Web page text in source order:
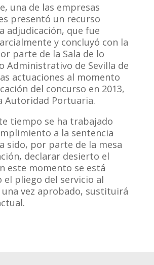
una de las empresas
presentó un recurso
adjudicación, que fue
y concluyó con la
parte de la Sala de lo
Administrativo de Sevilla de
actuaciones al momento
del concurso en 2013,
Autoridad Portuaria.
tiempo se ha trabajado
a la sentencia
sido, por parte de la mesa
declarar desierto el
este momento se está
el pliego del servicio al
una vez aprobado, sustituirá